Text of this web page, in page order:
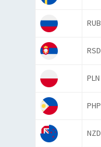
RUB
RSD
PLN
PHP
NZD